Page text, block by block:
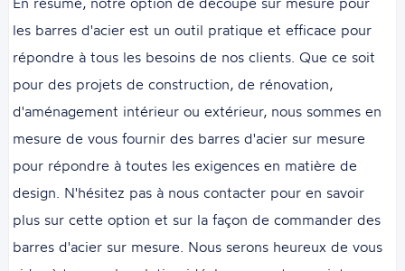
les barres d'acier est un outil pratique et efficace pour
répondre à tous les besoins de nos clients. Que ce soit
pour des projets de construction, de rénovation,
d'aménagement intérieur ou extérieur, nous sommes en
mesure de vous fournir des barres d'acier sur mesure
pour répondre à toutes les exigences en matière de
design. N'hésitez pas à nous contacter pour en savoir
plus sur cette option et sur la façon de commander des
barres d'acier sur mesure. Nous serons heureux de vous